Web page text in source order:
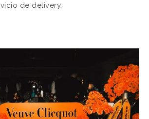
de delivery.